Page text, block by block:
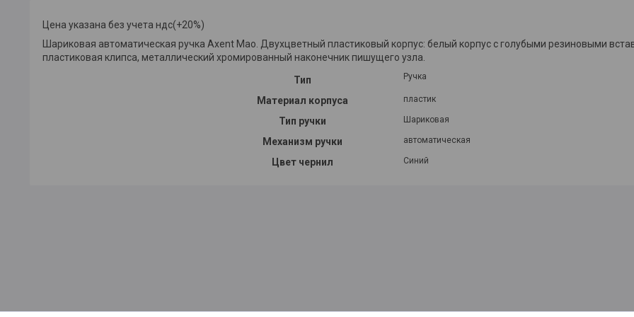
Цена указана без учета ндс(+20%)
Шариковая автоматическая ручка Axent Mao. Двухцветный пластиковый корпус: белый корпус с голубыми резиновыми
пластиковая клипса, металлический хромированный наконечник пишущего узла.
Тип
Ручка
Материал корпуса пластик
Тип ручки Шариковая
Механизм ручки автоматическая
Цвет чернил Синий